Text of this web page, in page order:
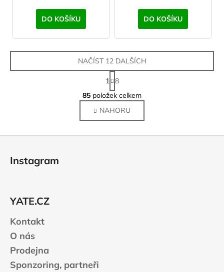
DO KOŠÍKU DO KOŠÍKU
O
v
l
á
d
NAČÍST 12 DALŠÍCH
S
t
r
á
n
k
1
8
85 položek celkem
NAHORU
Instagram
YATE.CZ
Kontakt
O nás
Prodejna
Sponzoring, partneři